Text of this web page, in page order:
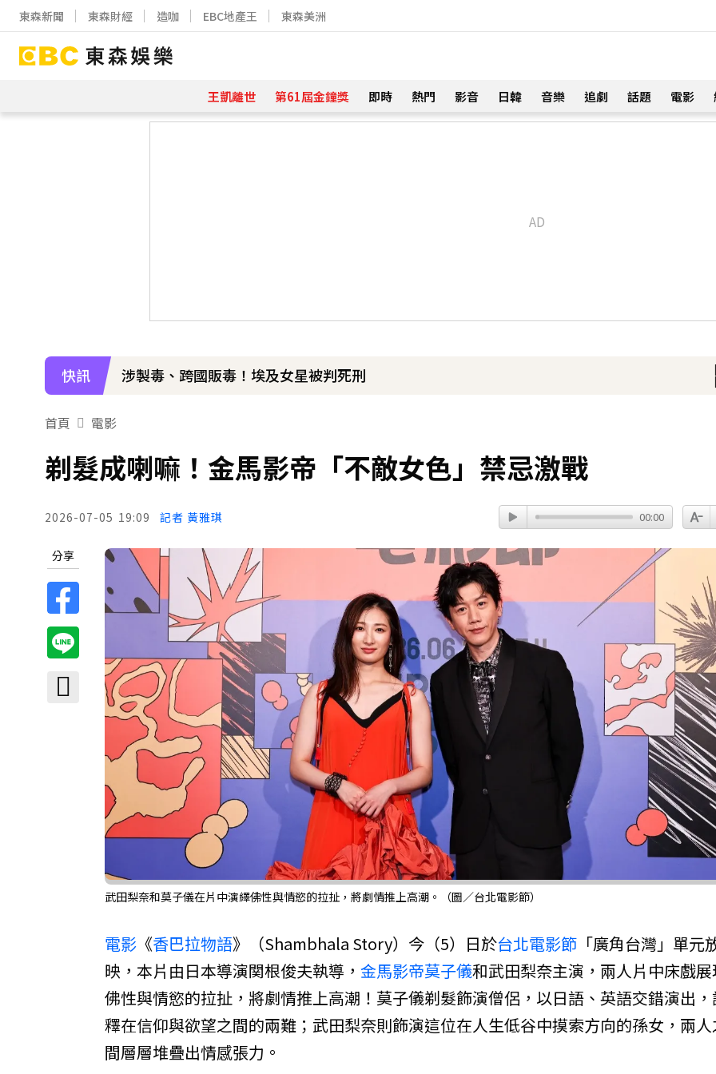
東森新聞 東森財經 造咖 EBC地產王 東森美洲
王凱離世 第61屆金鐘獎 即時 熱門 影音 日韓 音樂 追劇 話題 電影
快訊
涉製毒、跨國販毒！埃及女星被判死刑
寬魚營收衰退 「點名王心凌、楊丞琳」網笑翻：太誠實
《半澤直樹》男星宣布再婚！迎新生命雙喜臨門
首頁 電影
剃髮成喇嘛！金馬影帝「不敵女色」禁忌激戰
2026-07-05 19:09 記者 黃雅琪 00:00
分享
武田梨奈和莫子儀在片中演繹佛性與情慾的拉扯，將劇情推上高潮。（圖／台北電影節）
電影 《香巴拉物語》（Shambhala Story）今（5）日於台北電影節 「廣角台灣」單元
映，本片由日本導演関根俊夫執導， 金馬影帝莫子儀和武田梨奈主演，兩人片中床戲
佛性與情慾的拉扯，將劇情推上高潮！莫子儀剃髮飾演僧侶，以日語、英語交錯演出
釋在信仰與欲望之間的兩難；武田梨奈則飾演這位在人生低谷中摸索方向的孫女，兩
間層層堆疊出情感張力。